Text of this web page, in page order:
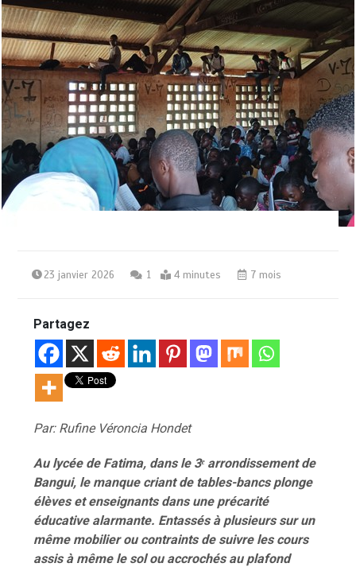
23 janvier 2026 1 4 minutes 7 mois
Partagez
Par: Rufine Véroncia Hondet
Au lycée de Fatima, dans le 3ᵉ arrondissement de
Bangui, le manque criant de tables-bancs plonge
élèves et enseignants dans une précarité
éducative alarmante. Entassés à plusieurs sur un
même mobilier ou contraints de suivre les cours
assis à même le sol ou accrochés au plafond